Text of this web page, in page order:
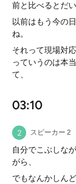
前と比べるとだ
以前はもう今の
ね。
それって現場対
っていうのは本
て、
03:10
スピーカー 2
自分でこぶしな
がら、
でもなんかしん